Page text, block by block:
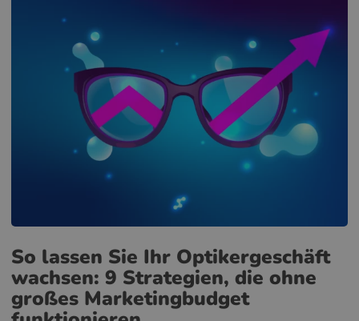
So lassen Sie Ihr Optikergeschäft
wachsen: 9 Strategien, die ohne
großes Marketingbudget